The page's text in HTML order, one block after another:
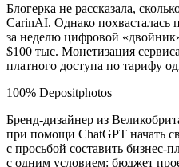
Блогерка не рассказала,
CarinAI. Однако похвасталась
за неделю цифровой
$100 тыс. Монетизация
платного доступа по тарифу
100% Depositphotos
Бренд-дизайнер из
при помощи ChatGPT начать
с просьбой составить бизнес-
с одним условием: бюджет